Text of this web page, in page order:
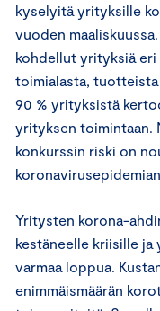
kyselyitä yrityksille
vuoden
kohdellut yrityksiä
toimialasta,
90 % yrityksistä
yrityksen toimintaan.
konkurssin riski on
Yritysten korona-
kestäneelle kriisille
varmaa loppua.
enimmäismäärän